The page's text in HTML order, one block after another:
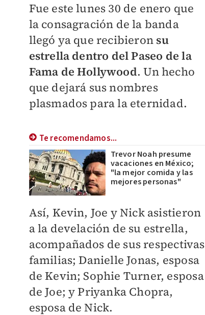
Fue este lunes 30 de enero que
la consagración de la banda
llegó ya que recibieron su
estrella dentro del Paseo de la
Fama de Hollywood. Un hecho
que dejará sus nombres
plasmados para la eternidad.
Te recomendamos...
Trevor Noah presume
vacaciones en México;
"la mejor comida y las
mejores personas"
Así, Kevin, Joe y Nick asistieron
a la develación de su estrella,
acompañados de sus respectivas
familias; Danielle Jonas, esposa
de Kevin; Sophie Turner, esposa
de Joe; y Priyanka Chopra,
esposa de Nick.